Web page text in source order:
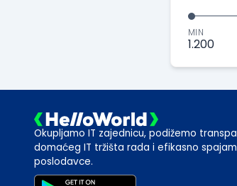
MIN
1.200
Okupljamo IT zajednicu, podižemo
domaćeg IT tržišta rada i efikasno
poslodavce.